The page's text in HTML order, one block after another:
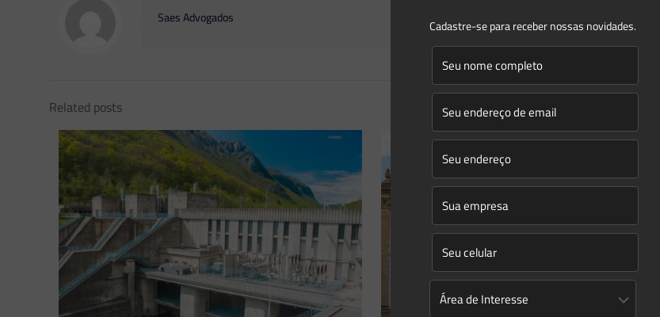
Saes Advogados
Related posts
Cadastre-se para receber nossas novidades.